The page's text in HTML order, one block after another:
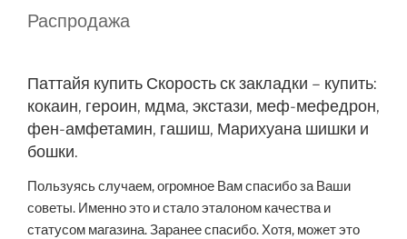
Распродажа
Паттайя купить Скорость ск закладки – купить:
кокаин, героин, мдма, экстази, меф-мефедрон,
фен-амфетамин, гашиш, Марихуана шишки и
бошки.
Пользуясь случаем, огромное Вам спасибо за Ваши
советы. Именно это и стало эталоном качества и
статусом магазина. Заранее спасибо. Хотя, может это